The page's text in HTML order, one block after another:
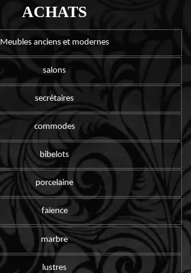
ACHATS
Meubles anciens et modernes
salons
secrétaires
commodes
bibelots
porcelaine
faïence
marbre
lustres